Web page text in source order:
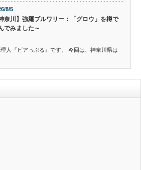
8/5
神奈川】強羅ブルワリー：「グロウ」を樽で
でみました～
人『ビアっぷる』です。 今回は、神奈川県は